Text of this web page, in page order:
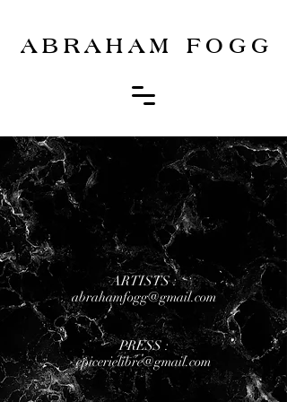
ABRAHAM FOGG
ARTISTS :
abrahamfogg@gmail.com
PRESS :
epicerielibre@gmail.com